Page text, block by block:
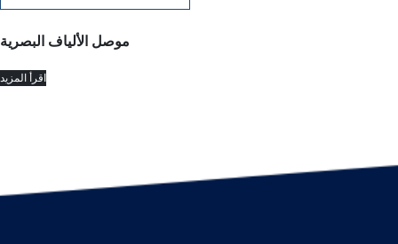
موصل الألياف البصرية
اقرأ المزيد